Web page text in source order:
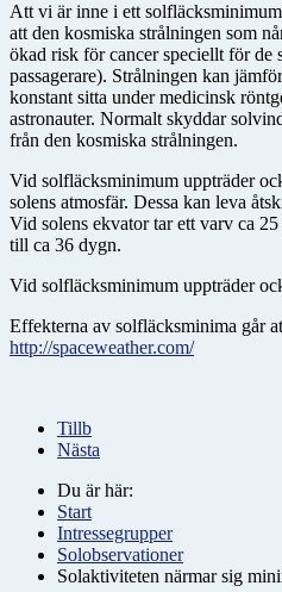
Att vi är inne i ett
att den kosmiska strålningen som
ökad risk för cancer speciellt för de
passagerare). Strålningen kan
konstant sitta under medicinsk
astronauter. Normalt skyddar
från den kosmiska strålningen.
Vid solfläcksminimum uppträder
solens atmosfär. Dessa kan leva
Vid solens ekvator tar ett varv ca
till ca 36 dygn.
Vid solfläcksminimum uppträder
Effekterna av solfläcksminima går
http://spaceweather.com/
Tillb
Nästa
Du är här:
Start
Intressegrupper
Solobservationer
Solaktiviteten närmar sig